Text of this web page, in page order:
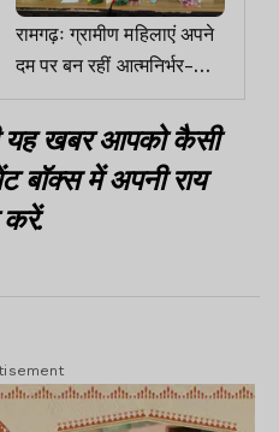
रामगढ़ः ग्रामीण महिलाएं अपने
दम पर बन रहीं आत्मनिर्भर-
विधायक
खबर आपको कैसी
बॉक्स में अपनी राय
करें.